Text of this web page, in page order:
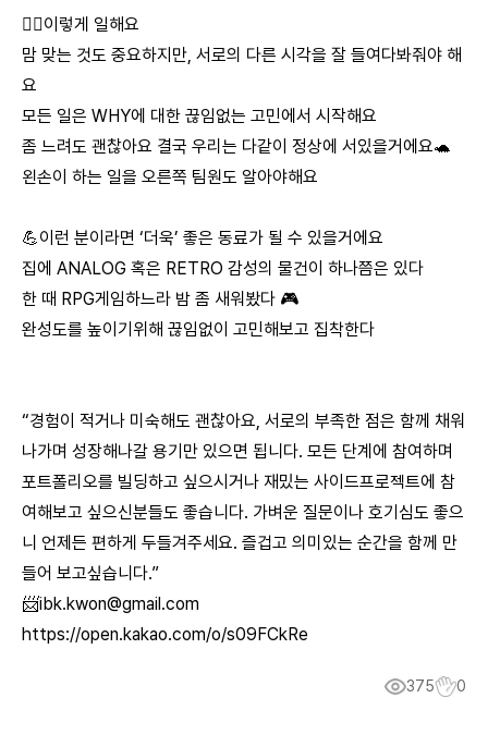
🙆‍♂️이렇게 일해요
맘 맞는 것도 중요하지만, 서로의 다른 시각을 잘 들여다봐줘야 해
요
모든 일은 WHY에 대한 끊임없는 고민에서 시작해요
좀 느려도 괜찮아요 결국 우리는 다같이 정상에 서있을거에요🐢
왼손이 하는 일을 오른쪽 팀원도 알아야해요
💪이런 분이라면 ‘더욱’ 좋은 동료가 될 수 있을거에요
집에 ANALOG 혹은 RETRO 감성의 물건이 하나쯤은 있다
한 때 RPG게임하느라 밤 좀 새워봤다 🎮
완성도를 높이기위해 끊임없이 고민해보고 집착한다
“경험이 적거나 미숙해도 괜찮아요, 서로의 부족한 점은 함께 채워
나가며 성장해나갈 용기만 있으면 됩니다. 모든 단계에 참여하며
포트폴리오를 빌딩하고 싶으시거나 재밌는 사이드프로젝트에 참
여해보고 싶으신분들도 좋습니다. 가벼운 질문이나 호기심도 좋으
니 언제든 편하게 두들겨주세요. 즐겁고 의미있는 순간을 함께 만
들어 보고싶습니다.”
📨ibk.kwon@gmail.com
https://open.kakao.com/o/s09FCkRe
375 0